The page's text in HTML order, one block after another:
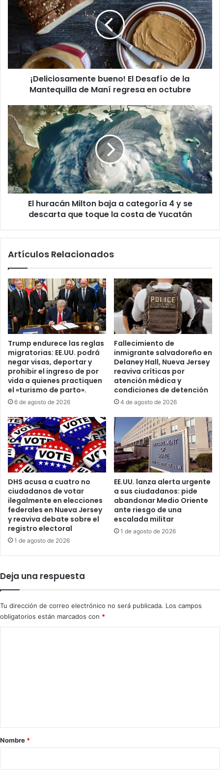
e
s
n
t
e
b
u
e
n
o
!
e
a
o
d
e
l
a
M
a
n
t
e
q
u
l
l
a
d
e
M
a
n
í
r
e
g
r
a
e
o
c
t
¡Deliciosamente bueno! El Desafío de la
Mantequilla de Maní regresa en octubre
E
l
u
r
a
c
á
n
n
j
a
c
a
e
g
o
r
í
a
y
s
e
d
e
s
c
a
r
t
a
q
u
e
o
e
l
a
c
a
t
n
El huracán Milton baja a categoría 4 y se
descarta que toque la costa de Yucatán
Artículos Relacionados
Trump endurece las reglas
migratorias: EE.UU. podrá
negar visas, deportar y
prohibir el ingreso de por
vida a quienes practiquen
el «turismo de parto».
6 de agosto de 2026
Fallecimiento de
inmigrante salvadoreño en
Delaney Hall, Nueva Jersey
reaviva críticas por
atención médica y
condiciones de detención
4 de agosto de 2026
DHS acusa a cuatro no
ciudadanos de votar
ilegalmente en elecciones
federales en Nueva Jersey
y reaviva debate sobre el
registro electoral
1 de agosto de 2026
EE.UU. lanza alerta urgente
a sus ciudadanos: pide
abandonar Medio Oriente
ante riesgo de una
escalada militar
1 de agosto de 2026
Deja una respuesta
Tu dirección de correo electrónico no será publicada. Los campos
obligatorios están marcados con *
rNombre *